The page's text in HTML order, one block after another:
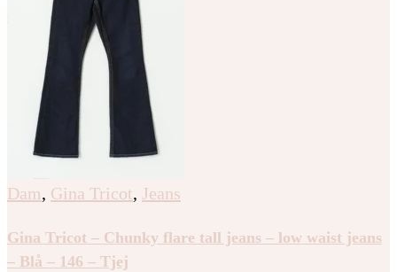
Dam, Gina Tricot, Jeans
Gina Tricot – Chunky flare tall jeans – low waist jeans
– Blå – 146 – Tjej